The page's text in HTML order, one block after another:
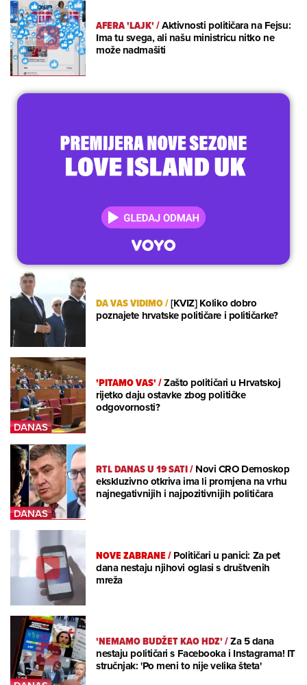
AFERA 'LAJK'/Aktivnosti političara na Fejsu:
Ima tu svega, ali našu ministricu nitko ne
može nadmašiti
DA VAS VIDIMO/[KVIZ] Koliko dobro
poznajete hrvatske političare i političarke?
'PITAMO VAS'/Zašto političari u Hrvatskoj
rijetko daju ostavke zbog političke
odgovornosti?
RTL DANAS U 19 SATI/Novi CRO Demoskop
ekskluzivno otkriva ima li promjena na vrhu
najnegativnijih i najpozitivnijih političara
NOVE ZABRANE/Političari u panici: Za pet
dana nestaju njihovi oglasi s društvenih
mreža
'NEMAMO BUDŽET KAO HDZ'/Za 5 dana
nestaju političari s Facebooka i Instagrama! IT
stručnjak: 'Po meni to nije velika šteta'